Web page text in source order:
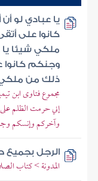
يا عبادي لو
كانوا على
ملكي شيئا
وجنكم
ذلك من
مجموع فتاوى ابن
إني حرمت الظلم
وآخركم وإنسكم
الرجل بجميع
المدونة > كتاب